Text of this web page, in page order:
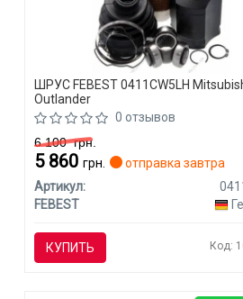
ШРУС FEBEST 0411CW5LH
Outlander
0 отзывов
6 100грн.
5 860 грн.
отправка завтра
Артикул:
FEBEST
КУПИТЬ Код: